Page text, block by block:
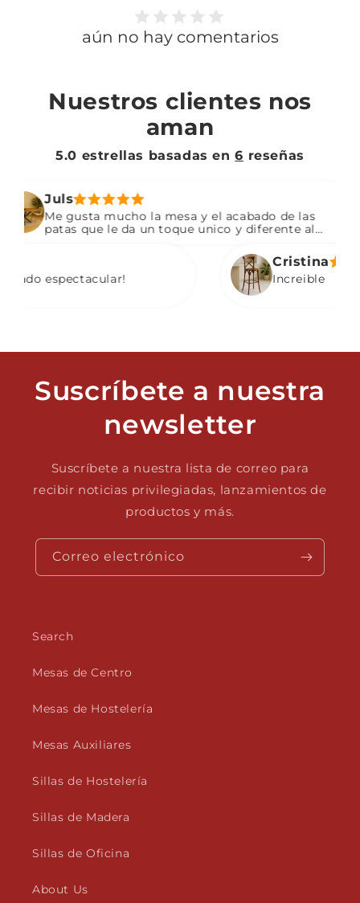
aún no hay comentarios
Nuestros clientes nos
aman
5.0 estrellas basadas en6 reseñas
Juls
Me gusta mucho la mesa y el acabado de las
patas que le da un toque unico y diferente al
espectacular!
Cristina
Increible
Suscríbete a nuestra
newsletter
Suscríbete a nuestra lista de correo para
recibir noticias privilegiadas, lanzamientos de
productos y más.
Correo electrónico
Search
Mesas de Centro
Mesas de Hostelería
Mesas Auxiliares
Sillas de Hostelería
Sillas de Madera
Sillas de Oficina
About Us